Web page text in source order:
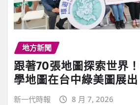
地方新聞
跟著70張地圖探索世界
學地圖在台中綠美圖展出
新一代時報 8 月 7, 2026